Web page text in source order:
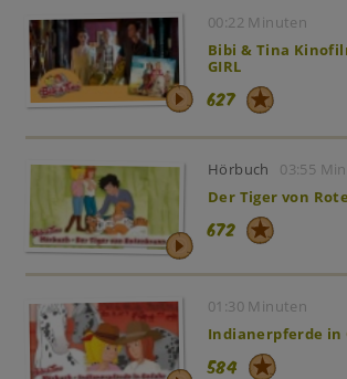
00:22 Minuten
Bibi & Tina
GIRL
627
Hörbuch
03:55
Der Tiger von
672
01:30 Minuten
Indianerpferde in
584